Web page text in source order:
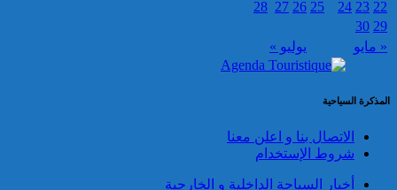
الحراسة النظرية للاشتباه في
ارتكابه لأفعال جرمية يعاقب عليها
القانون بالدار البيضاء
قرص مهلوس من نوع إكستازي
« مايو يوليو »
22
23
24
25
26
27
28
29
30
المذكرة السياحية
الاتصال بنا و اعلن معنا
شروط الإستخدام
أخبار السياحة الداخلية و الخارجية